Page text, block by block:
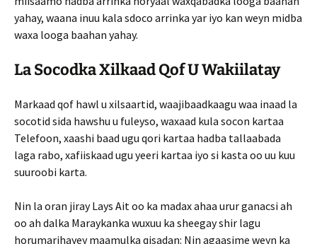
yahay, waana inuu kala sdoco arrinka yar iyo kan weyn midba
waxa looga baahan yahay.
La Socodka Xilkaad Qof U Wakiilatay
Markaad qof hawl u xilsaartid, waajibaadkaagu waa inaad la
socotid sida hawshu u fuleyso, waxaad kula socon kartaa
Telefoon, xaashi baad ugu qori kartaa hadba tallaabada
laga rabo, xafiiskaad ugu yeeri kartaa iyo si kasta oo uu kuu
suuroobi karta.
Nin la oran jiray Lays Ait oo ka madax ahaa urur ganacsi ah
oo ah dalka Maraykanka wuxuu ka sheegay shir lagu
horumarihayey maamulka qisadan: Nin agaas­ime weyn ka